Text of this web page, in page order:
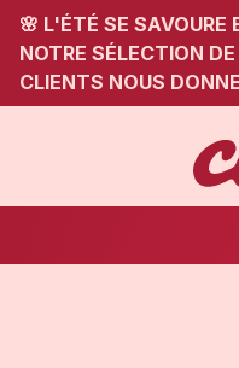
🌸 L'ÉTÉ SE SAVOURE
NOTRE SÉLECTION
CLIENTS NOUS